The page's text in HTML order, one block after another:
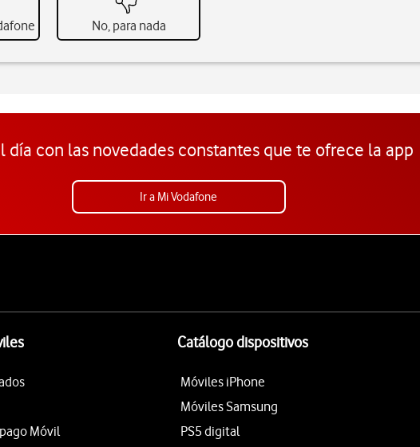
No, para nada
día con las novedades constantes que te ofrece la app
Ir a Mi Vodafone
Móvil
Catálogo dispositivos
Móviles iPhone
Móviles Samsung
PS5 digital